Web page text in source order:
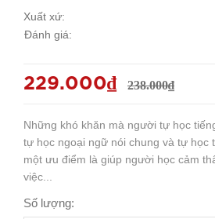
Xuất xứ:
Đánh giá:
229.000₫ 238.000₫
Những khó khăn mà người tự học
tự học ngoại ngữ nói chung và tự học
một ưu điểm là giúp người học cảm
việc...
Số lượng: